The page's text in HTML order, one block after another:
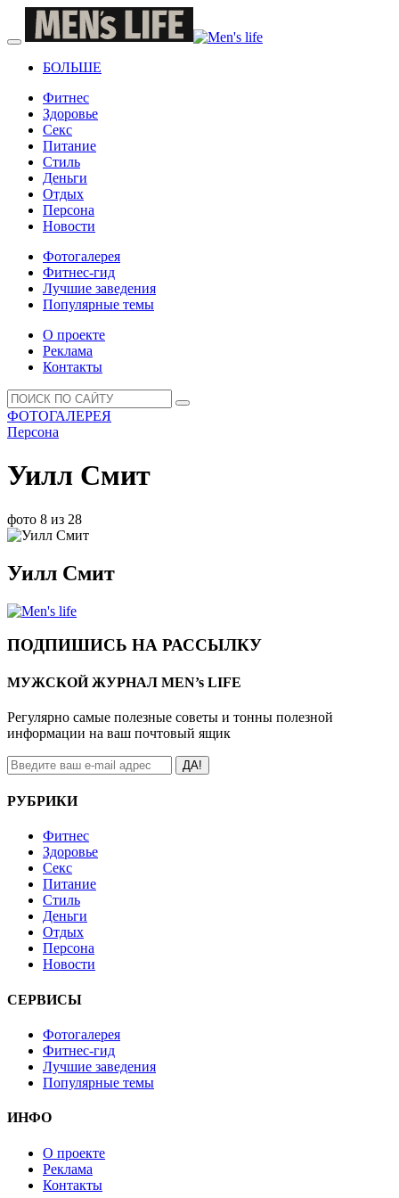
БОЛЬШЕ
Фитнес
Здоровье
Секс
Питание
Стиль
Деньги
Отдых
Персона
Новости
Фотогалерея
Фитнес-гид
Лучшие заведения
Популярные темы
О проекте
Реклама
Контакты
ФОТОГАЛЕРЕЯ
Персона
Уилл Смит
фото 8 из 28
Уилл Смит
ПОДПИШИСЬ НА РАССЫЛКУ
МУЖСКОЙ ЖУРНАЛ MEN’s LIFE
Регулярно самые полезные советы и тонны полезной
информации на ваш почтовый ящик
ДА!
РУБРИКИ
Фитнес
Здоровье
Секс
Питание
Стиль
Деньги
Отдых
Персона
Новости
СЕРВИСЫ
Фотогалерея
Фитнес-гид
Лучшие заведения
Популярные темы
ИНФО
О проекте
Реклама
Контакты